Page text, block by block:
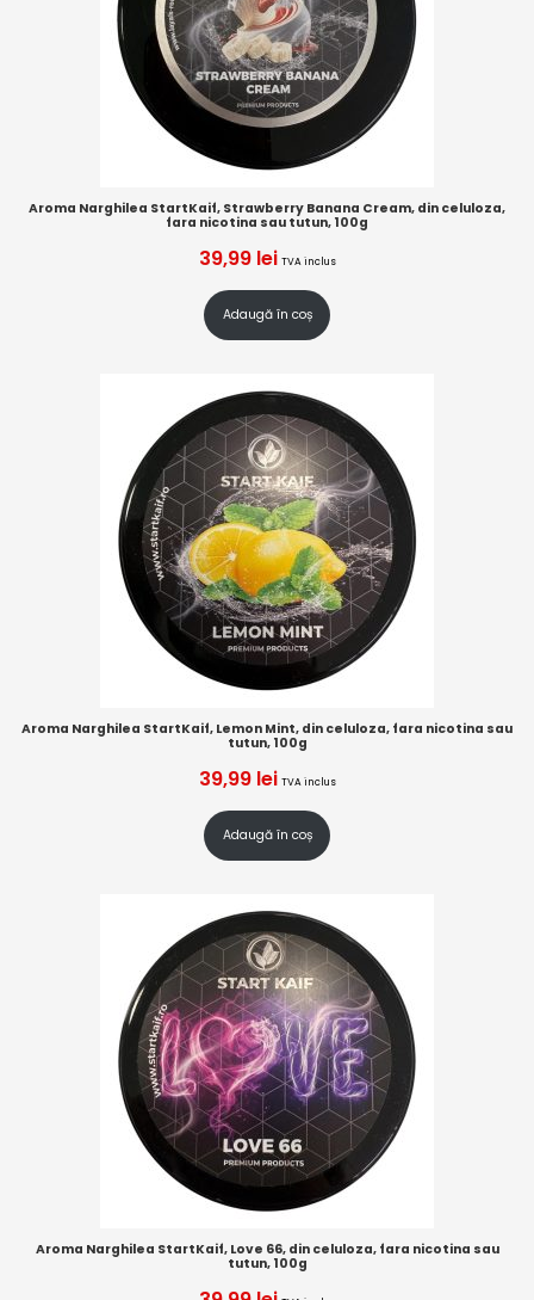
Aroma Narghilea StartKaif, Strawberry Banana Cream, din celuloza,
fara nicotina sau tutun, 100g
39,99 lei TVA inclus
Adaugă în coș
Aroma Narghilea StartKaif, Lemon Mint, din celuloza, fara nicotina sau
tutun, 100g
39,99 lei TVA inclus
Adaugă în coș
Aroma Narghilea StartKaif, Love 66, din celuloza, fara nicotina sau
tutun, 100g